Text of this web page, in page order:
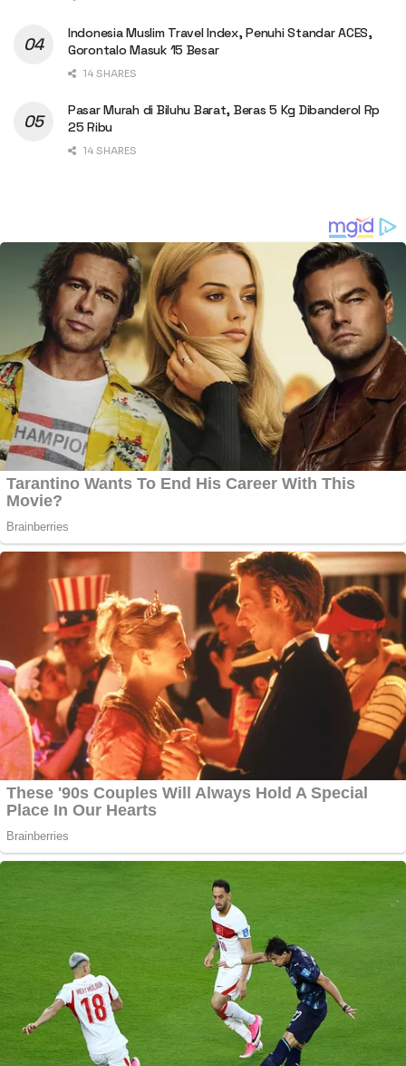
Indonesia Muslim Travel Index, Penuhi Standar ACES,
Gorontalo Masuk 15 Besar
14 SHARES
Pasar Murah di Biluhu Barat, Beras 5 Kg Dibanderol Rp
25 Ribu
14 SHARES